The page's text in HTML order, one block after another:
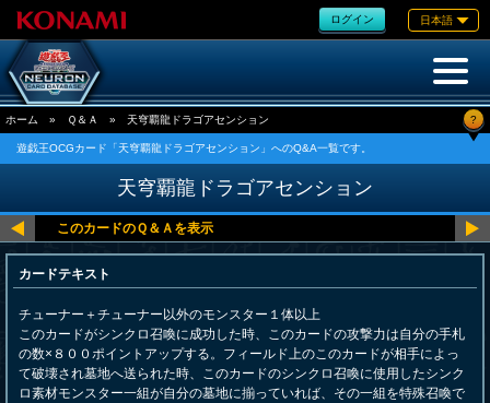
ログイン 日本語
ホーム » Ｑ＆Ａ » 天穹覇龍ドラゴアセンション ?
遊戯王OCGカード「天穹覇龍ドラゴアセンション」へのQ&A一覧です。
天穹覇龍ドラゴアセンション
カードテキスト
チューナー＋チューナー以外のモンスター１体以上
このカードがシンクロ召喚に成功した時、このカードの攻撃力は自分の手札
の数×８００ポイントアップする。フィールド上のこのカードが相手によっ
て破壊され墓地へ送られた時、このカードのシンクロ召喚に使用したシンク
ロ素材モンスター一組が自分の墓地に揃っていれば、その一組を特殊召喚で